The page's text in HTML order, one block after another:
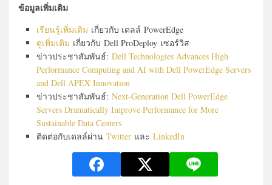
ข้อมูลเพิ่มเติม
เรียนรู้เพิ่มเติม เกี่ยวกับ เดลล์ PowerEdge
ดูเพิ่มเติม เกี่ยวกับ Dell ProDeploy เซอร์วิส
ข่าวประชาสัมพันธ์: Dell Technologies Advances High
Performance Computing and AI with Dell PowerEdge Servers
and Dell APEX Innovation
ข่าวประชาสัมพันธ์: Next-Generation Dell PowerEdge
Servers Dramatically Improve Performance for More
Sustainable Data Centers
ติดต่อกับเดลล์ผ่าน Twitter และ LinkedIn